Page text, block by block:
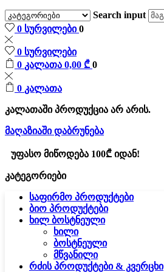
Search input
0 სურვილები0
0 სურვილები
0 კალათა 0,00 ₾ 0
0 კალათა
კალათაში პროდუქცია არ არის.
მაღაზიაში დაბრუნება
უფასო მიწოდება 100₾ იდან!
კატეგორიები
საფირმო პროდუქტები
ბიო პროდუქტები
ხილ ბოსტნეული
ხილი
ბოსტნეული
მწვანილი
რძის პროდუქტები & კვერცხი